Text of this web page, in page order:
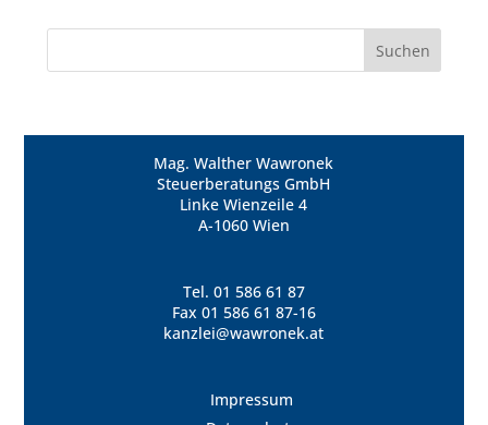
Mag. Walther Wawronek
Steuerberatungs GmbH
Linke Wienzeile 4
A-1060 Wien
Tel. 01 586 61 87
Fax 01 586 61 87-16
kanzlei@wawronek.at
Impressum